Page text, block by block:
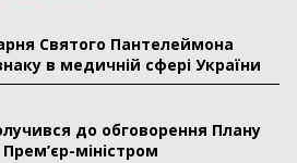
Святого Пантелеймона
в медичній сфері України
до обговорення Плану
міністром